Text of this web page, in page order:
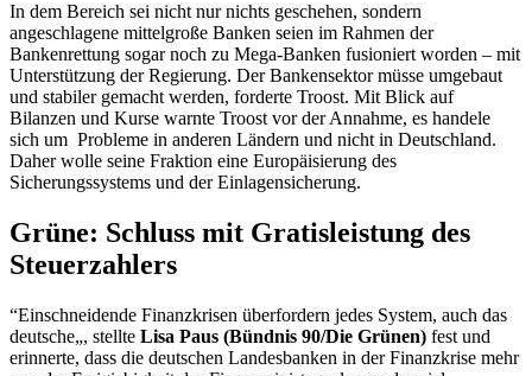
In dem Bereich sei nicht nur nichts geschehen, sondern
angeschlagene mittelgroße Banken seien im Rahmen der
Bankenrettung sogar noch zu Mega-Banken fusioniert worden – mit
Unterstützung der Regierung. Der Bankensektor müsse umgebaut
und stabiler gemacht werden, forderte Troost. Mit Blick auf
Bilanzen und Kurse warnte Troost vor der Annahme, es handele
sich um Probleme in anderen Ländern und nicht in Deutschland.
Daher wolle seine Fraktion eine Europäisierung des
Sicherungssystems und der Einlagensicherung.
Grüne: Schluss mit Gratisleistung des
Steuerzahlers
“Einschneidende Finanzkrisen überfordern jedes System, auch das
deutsche„, stellte Lisa Paus (Bündnis 90/Die Grünen) fest und
erinnerte, dass die deutschen Landesbanken in der Finanzkrise mehr